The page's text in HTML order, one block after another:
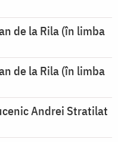
de la Rila (în limba
de la Rila (în limba
Andrei Stratilat